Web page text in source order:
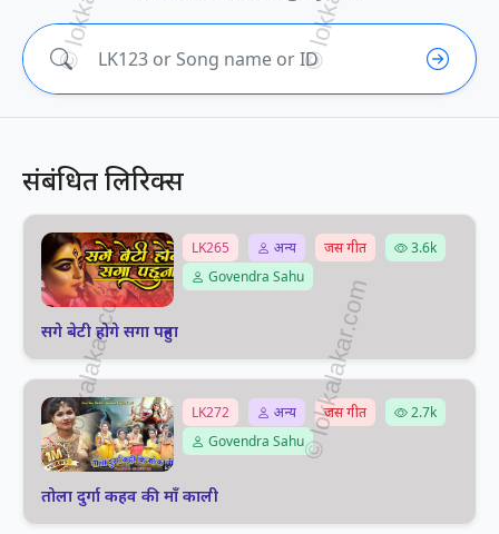
संबंधित लिरिक्स
LK265 अन्य जस गीत
3.6k
Govendra Sahu
सगे बेटी होगे सगा पहुना
LK272 अन्य जस गीत
2.7k
Govendra Sahu
तोला दुर्गा कहव की माँ काली